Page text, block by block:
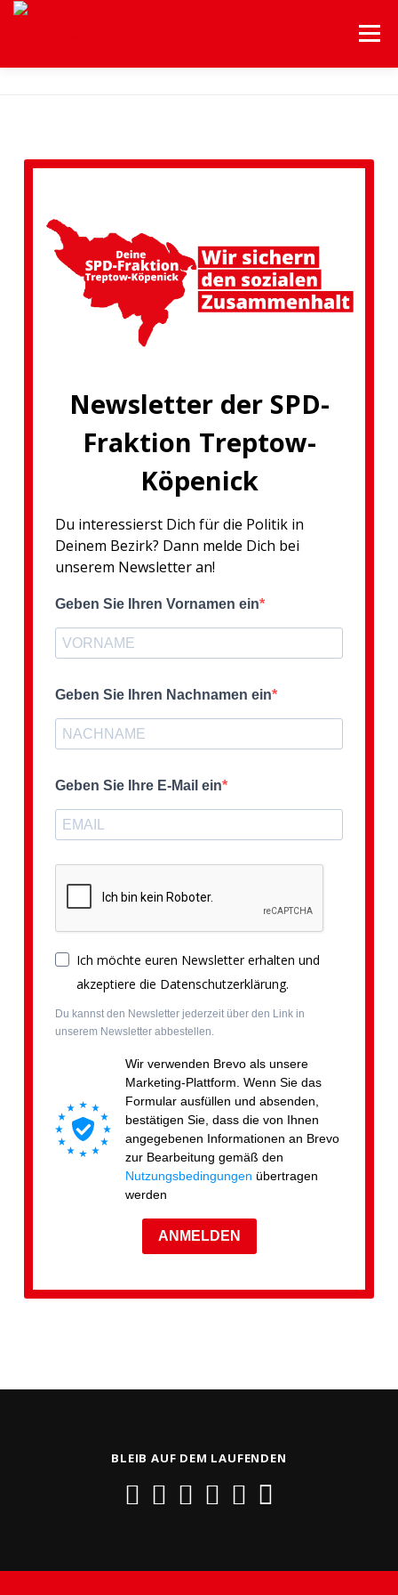
Menü
HILFEN A-Z
BEZIRKSVERORDNETENVERSAMMLUNG
Newsletter der SPD-
Fraktion Treptow-
Köpenick
Du interessierst Dich für die Politik in
Deinem Bezirk? Dann melde Dich bei
unserem Newsletter an!
Geben Sie Ihren Vornamen ein
Geben Sie Ihren Nachnamen ein
Geben Sie Ihre E-Mail ein
Ich möchte euren Newsletter erhalten und
akzeptiere die Datenschutzerklärung.
Du kannst den Newsletter jederzeit über den Link in
unserem Newsletter abbestellen.
Wir verwenden Brevo als unsere
Marketing-Plattform. Wenn Sie das
Formular ausfüllen und absenden,
bestätigen Sie, dass die von Ihnen
angegebenen Informationen an Brevo
zur Bearbeitung gemäß den
Nutzungsbedingungen übertragen
werden
ANMELDEN
BLEIB AUF DEM LAUFENDEN